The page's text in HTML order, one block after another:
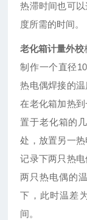
热滞时间也可
度所需的时间。
老化箱计量外校
制作一个直径
热电偶焊接的
在老化箱加热
置于老化箱的
处，放置另一
记录下两只热
两只热电偶的
下，此时温差
间。